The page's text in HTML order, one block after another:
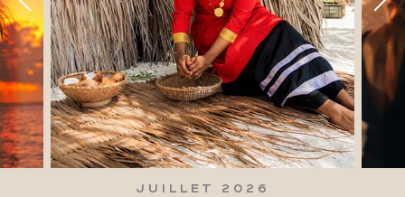
JUILLET 2026